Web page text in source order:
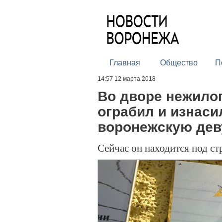
Главная Общество
14:57 12 марта 2018
Во дворе
ограбил и
воронежскую
Сейчас он находится под